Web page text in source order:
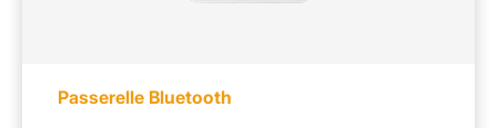
Passerelle Bluetooth